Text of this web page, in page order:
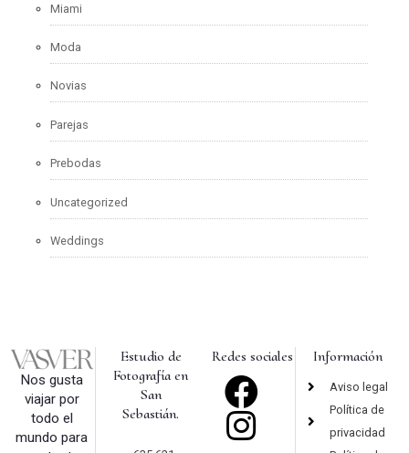
Miami
Moda
Novias
Parejas
Prebodas
Uncategorized
Weddings
Nos gusta
viajar por
todo el
mundo para
Estudio de
Fotografía en
San
Sebastián.
Redes sociales Información
Aviso legal
Política de
privacidad